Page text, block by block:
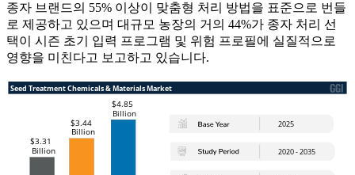
종자 브랜드의 55% 이상이 맞춤형 처리 방법을 표준으로 번들
로 제공하고 있으며 대규모 농장의 거의 44%가 종자 처리 선
택이 시즌 초기 입력 프로그램 및 위험 프로필에 실질적으로
영향을 미친다고 보고하고 있습니다.